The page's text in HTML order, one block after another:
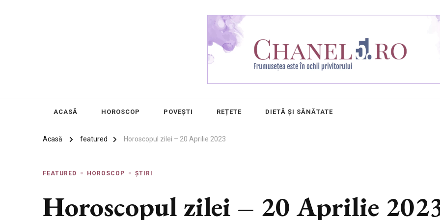
ACASĂ HOROSCOP POVEȘTI REȚETE DIETĂ ȘI SĂNĂTATE
Acasă featured Horoscopul zilei – 20 Aprilie 2023
FEATURED HOROSCOP ȘTIRI
Horoscopul zilei – 20 Aprilie